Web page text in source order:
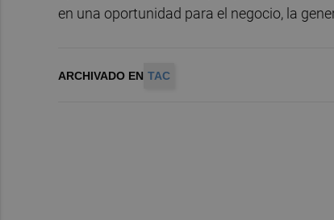
en una oportunidad para el negocio, la
ARCHIVADO EN TAC